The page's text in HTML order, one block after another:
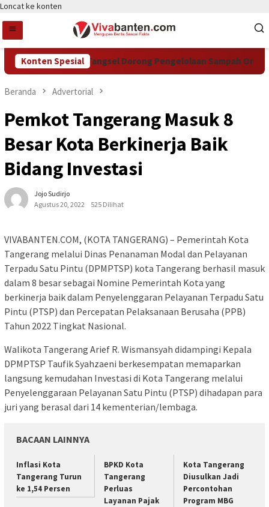
Loncat ke konten
Konten Spesial
DCKTR Tangsel Dorong Pengelolaan Sampah Organik
Beranda Advertorial
Pemkot Tangerang Masuk 8
Besar Kota Berkinerja Baik
Bidang Investasi
Jojo Sudirjo
Agustus 20, 2022
525 Dilihat
VIVABANTEN.COM, (KOTA TANGERANG) – Pemerintah Kota
Tangerang melalui Dinas Penanaman Modal dan Pelayanan
Terpadu Satu Pintu (DPMPTSP) kota Tangerang berhasil masuk
dalam 8 besar sebagai Nomine Pemerintah Kota yang
berkinerja baik dalam Penyelenggaran Pelayanan Terpadu Satu
Pintu (PTSP) dan Percepatan Pelaksanaan Berusaha (PPB)
Tahun 2022 Tingkat Nasional.
Walikota Tangerang Arief R. Wismansyah didampingi Kepala
DPMPTSP Taufik Syahzaeni berkesempatan memaparkan
langsung kemudahan Investasi di Kota Tangerang melalui
Penyelenggaraan Pelayanan Satu Pintu (PTSP) dihadapan para
juri yang berasal dari 14 kementerian/lembaga.
BACAAN LAINNYA
Inflasi Kota
Tangerang Turun
ke 1,54 Persen
BPKD Kota
Tangerang
Perluas
Layanan Pajak
Kota Tangerang
Diusulkan Jadi
Percontohan
Program MBG